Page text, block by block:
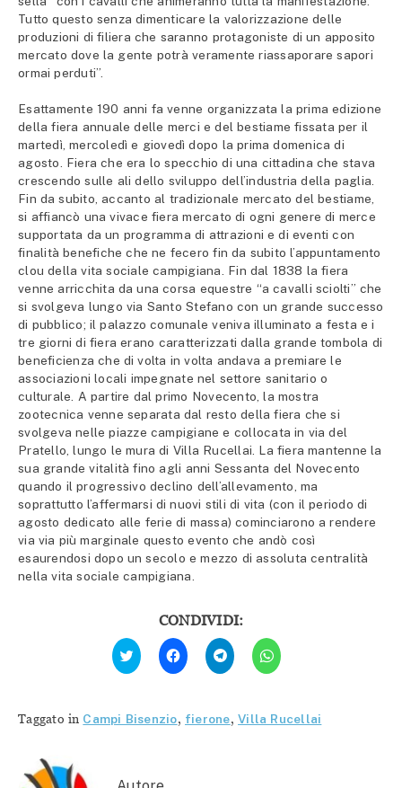
Tutto questo senza dimenticare la valorizzazione delle
produzioni di filiera che saranno protagoniste di un apposito
mercato dove la gente potrà veramente riassaporare sapori
ormai perduti”.
Esattamente 190 anni fa venne organizzata la prima edizione
della fiera annuale delle merci e del bestiame fissata per il
martedì, mercoledì e giovedì dopo la prima domenica di
agosto. Fiera che era lo specchio di una cittadina che stava
crescendo sulle ali dello sviluppo dell’industria della paglia.
Fin da subito, accanto al tradizionale mercato del bestiame,
si affiancò una vivace fiera mercato di ogni genere di merce
supportata da un programma di attrazioni e di eventi con
finalità benefiche che ne fecero fin da subito l’appuntamento
clou della vita sociale campigiana. Fin dal 1838 la fiera
venne arricchita da una corsa equestre “a cavalli sciolti” che
si svolgeva lungo via Santo Stefano con un grande successo
di pubblico; il palazzo comunale veniva illuminato a festa e i
tre giorni di fiera erano caratterizzati dalla grande tombola di
beneficienza che di volta in volta andava a premiare le
associazioni locali impegnate nel settore sanitario o
culturale. A partire dal primo Novecento, la mostra
zootecnica venne separata dal resto della fiera che si
svolgeva nelle piazze campigiane e collocata in via del
Pratello, lungo le mura di Villa Rucellai. La fiera mantenne la
sua grande vitalità fino agli anni Sessanta del Novecento
quando il progressivo declino dell’allevamento, ma
soprattutto l’affermarsi di nuovi stili di vita (con il periodo di
agosto dedicato alle ferie di massa) cominciarono a rendere
via via più marginale questo evento che andò così
esaurendosi dopo un secolo e mezzo di assoluta centralità
nella vita sociale campigiana.
CONDIVIDI:
Fai
clic
qui
Twitter
(Si
finestra)
Fai
clic
per
condividere
(Si
apre
Fai
clic
per
condividere
(Si
apre
Fai
clic
per
(Si
apre
Taggato in Campi Bisenzio, fierone,Villa Rucellai